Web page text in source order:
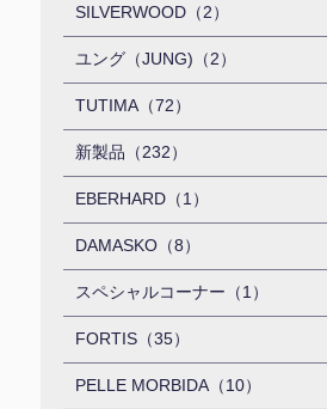
SILVERWOOD（2）
ユング（JUNG)（2）
TUTIMA（72）
新製品（232）
EBERHARD（1）
DAMASKO（8）
スペシャルコーナー（1）
FORTIS（35）
PELLE MORBIDA（10）